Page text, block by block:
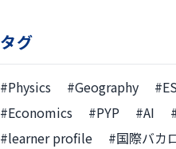
タグ
#Physics #Geography
#Economics
#PYP #AI
#learner profile
#国際バカ